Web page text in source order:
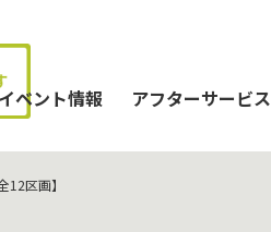
ベント情報 アフターサービス
12区画】